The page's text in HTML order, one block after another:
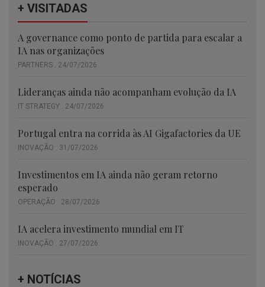
+ VISITADAS
A governance como ponto de partida para escalar a
IA nas organizações
PARTNERS . 24/07/2026
Lideranças ainda não acompanham evolução da IA
IT STRATEGY . 24/07/2026
Portugal entra na corrida às AI Gigafactories da UE
INOVAÇÃO . 31/07/2026
Investimentos em IA ainda não geram retorno
esperado
OPERAÇÃO . 28/07/2026
IA acelera investimento mundial em IT
INOVAÇÃO . 27/07/2026
+ NOTÍCIAS